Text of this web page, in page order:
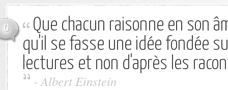
0
Que chacun raisonne en son
qu'il se fasse une idée fondée
lectures et non d'après les
-Albert Einstein